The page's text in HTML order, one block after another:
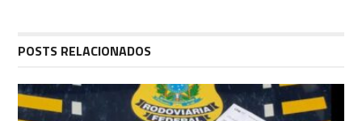
POSTS RELACIONADOS